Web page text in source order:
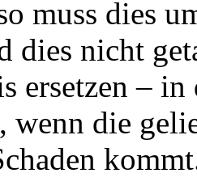
muss dies
dies nicht
ersetzen –
wenn die